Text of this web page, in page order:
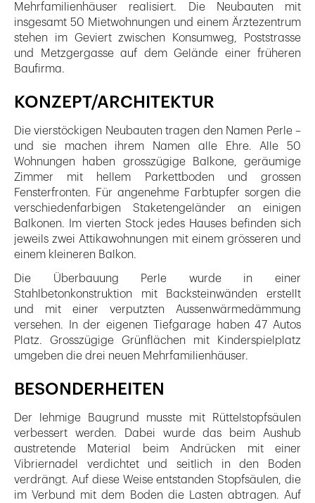
Mehrfamilienhäuser realisiert. Die Neubauten mit
insgesamt 50 Mietwohnungen und einem Ärztezentrum
stehen im Geviert zwischen Konsumweg, Poststrasse
und Metzgergasse auf dem Gelände einer früheren
Baufirma.
KONZEPT/ARCHITEKTUR
Die vierstöckigen Neubauten tragen den Namen Perle –
und sie machen ihrem Namen alle Ehre. Alle 50
Wohnungen haben grosszügige Balkone, geräumige
Zimmer mit hellem Parkettboden und grossen
Fensterfronten. Für angenehme Farbtupfer sorgen die
verschiedenfarbigen Staketengeländer an einigen
Balkonen. Im vierten Stock jedes Hauses befinden sich
jeweils zwei Attikawohnungen mit einem grösseren und
einem kleineren Balkon.
Die Überbauung Perle wurde in einer
Stahlbetonkonstruktion mit Backsteinwänden erstellt
und mit einer verputzten Aussenwärmedämmung
versehen. In der eigenen Tiefgarage haben 47 Autos
Platz. Grosszügige Grünflächen mit Kinderspielplatz
umgeben die drei neuen Mehrfamilienhäuser.
BESONDERHEITEN
Der lehmige Baugrund musste mit Rüttelstopfsäulen
verbessert werden. Dabei wurde das beim Aushub
austretende Material beim Andrücken mit einer
Vibriernadel verdichtet und seitlich in den Boden
verdrängt. Auf diese Weise entstanden Stopfsäulen, die
im Verbund mit dem Boden die Lasten abtragen. Auf